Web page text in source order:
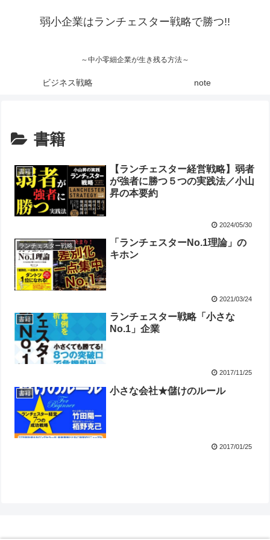
弱小企業はランチェスター戦略で勝つ!!
～中小零細企業が生き残る方法～
ビジネス戦略 note
書籍
書籍
【ランチェスター経営戦略】弱者
が強者に勝つ５つの実践法／小山
昇の本要約
2024/05/30
ランチェスター戦略
「ランチェスターNo.1理論」の
キホン
2021/03/24
書籍
ランチェスター戦略「小さな
No.1」企業
2017/11/25
書籍 小さな会社★儲けのルール
2017/01/25